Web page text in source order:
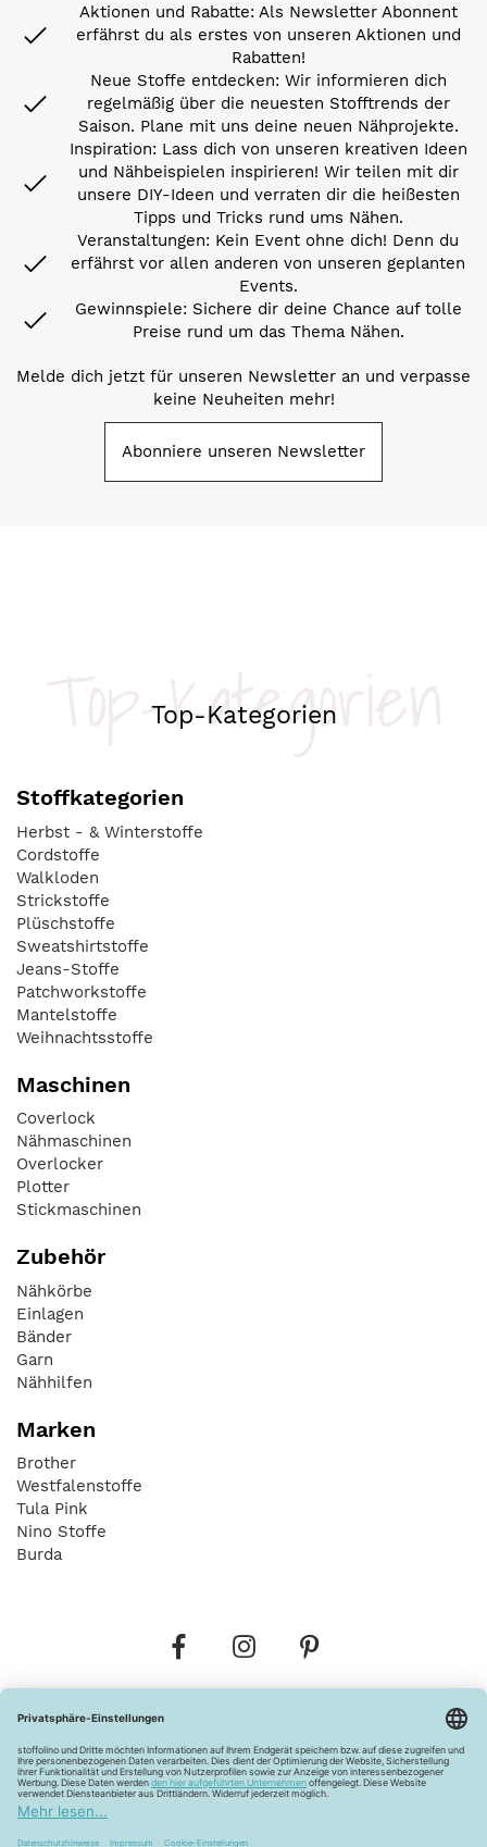
Aktionen und Rabatte: Als Newsletter Abonnent
erfährst du als erstes von unseren Aktionen und
Rabatten!
Neue Stoffe entdecken: Wir informieren dich
regelmäßig über die neuesten Stofftrends der
Saison. Plane mit uns deine neuen Nähprojekte.
Inspiration: Lass dich von unseren kreativen Ideen
und Nähbeispielen inspirieren! Wir teilen mit dir
unsere DIY-Ideen und verraten dir die heißesten
Tipps und Tricks rund ums Nähen.
Veranstaltungen: Kein Event ohne dich! Denn du
erfährst vor allen anderen von unseren geplanten
Events.
Gewinnspiele: Sichere dir deine Chance auf tolle
Preise rund um das Thema Nähen.
Melde dich jetzt für unseren Newsletter an und verpasse
keine Neuheiten mehr!
Abonniere unseren Newsletter
Top-Kategorien
Top-Kategorien
Stoffkategorien
Herbst - & Winterstoffe
Cordstoffe
Walkloden
Strickstoffe
Plüschstoffe
Sweatshirtstoffe
Jeans-Stoffe
Patchworkstoffe
Mantelstoffe
Weihnachtsstoffe
Maschinen
Coverlock
Nähmaschinen
Overlocker
Plotter
Stickmaschinen
Zubehör
Nähkörbe
Einlagen
Bänder
Garn
Nähhilfen
Marken
Brother
Westfalenstoffe
Tula Pink
Nino Stoffe
Burda
Widerrufsbelehrung Vertrag widerrufen
Barrierefreiheitserklärung